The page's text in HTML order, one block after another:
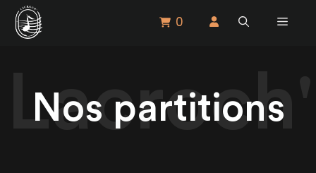
Aller
contenu
0 Menu
Nos partitions